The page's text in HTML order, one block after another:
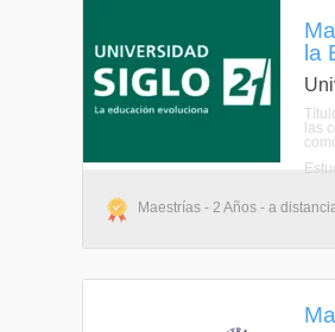
la
las
Maestrías - 2 Años - a